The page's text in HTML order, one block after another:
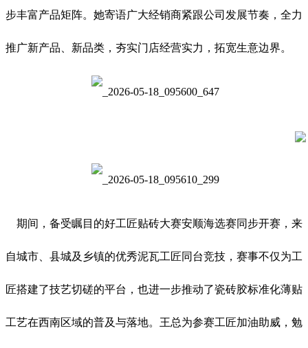
步丰富产品矩阵。她寄语广大经销商紧跟公司发展节奏，全力
推广新产品、新品类，夯实门店经营实力，拓宽生意边界。
期间，备受瞩目的好工匠贴砖大赛安顺海选赛同步开赛，来
自城市、县城及乡镇的优秀泥瓦工匠同台竞技，赛事不仅为工
匠搭建了技艺切磋的平台，也进一步推动了瓷砖胶标准化薄贴
工艺在西南区域的普及与落地。王总为参赛工匠加油助威，勉